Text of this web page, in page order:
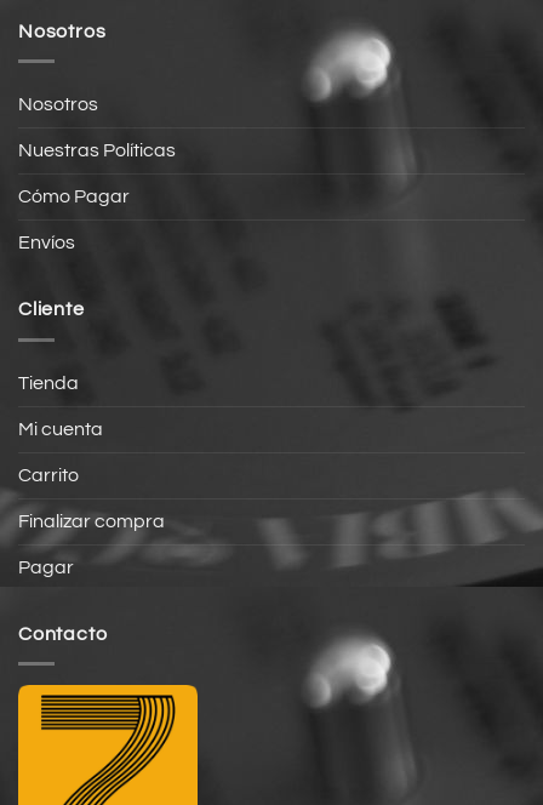
Nosotros
Nosotros
Nuestras Políticas
Cómo Pagar
Envíos
Cliente
Tienda
Mi cuenta
Carrito
Finalizar compra
Pagar
Contacto